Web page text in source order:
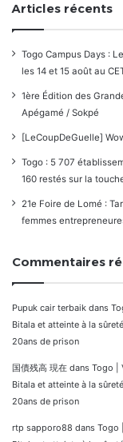
Articles récents
Togo Campus Days :
les 14 et 15 août au
1ère Édition des
Apégamé / Sokpé
[LeCoupDeGuelle]
Togo : 5 707
160 restés sur la
21e Foire de Lomé :
femmes
Commentaires
Pupuk cair terbaik dans
Bitala et atteinte à la
20ans de prison
国債残高 現在 dans Togo |
Bitala et atteinte à la
20ans de prison
rtp sapporo88 dans Togo